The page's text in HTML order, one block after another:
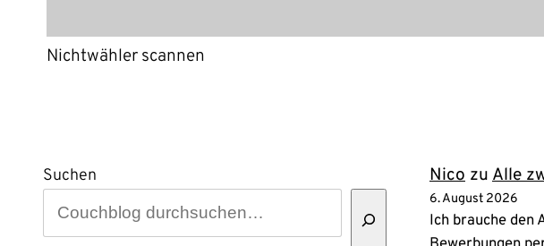
Nichtwähler scannen
Suchen Nico zu Alle
6. August 2026
Ich brauche den